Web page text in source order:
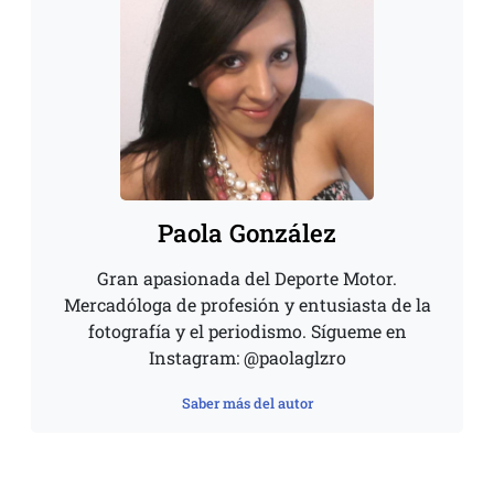
Paola González
Gran apasionada del Deporte Motor.
Mercadóloga de profesión y entusiasta de la
fotografía y el periodismo. Sígueme en
Instagram: @paolaglzro
Saber más del autor